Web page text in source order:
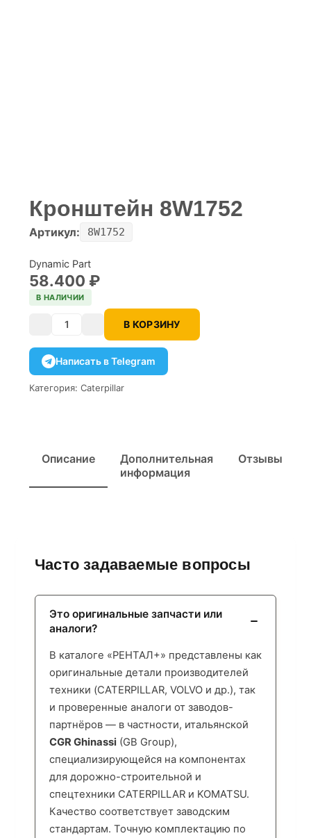
Кронштейн 8W1752
Артикул: 8W1752
Dynamic Part
58.400 ₽
В НАЛИЧИИ
Количество В КОРЗИНУ
Написать в Telegram
Категория: Caterpillar
Описание
Дополнительная
информация
Отзывы
Часто задаваемые вопросы
Это оригинальные запчасти или
аналоги?
В каталоге «РЕНТАЛ+» представлены как
оригинальные детали производителей
техники (CATERPILLAR, VOLVO и др.), так
и проверенные аналоги от заводов-
партнёров — в частности, итальянской
CGR Ghinassi (GB Group),
специализирующейся на компонентах
для дорожно-строительной и
спецтехники CATERPILLAR и KOMATSU.
Качество соответствует заводским
стандартам. Точную комплектацию по